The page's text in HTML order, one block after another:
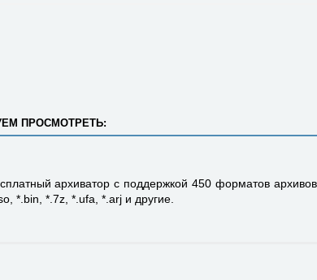
ПРОСМОТРЕТЬ:
архиватор с поддержкой 450 форматов
*.bin, *.7z, *.ufa, *.arj и другие.